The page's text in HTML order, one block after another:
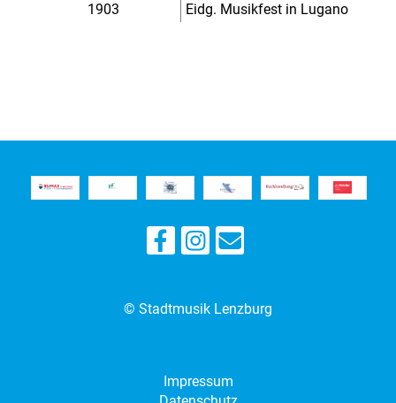
1903
Eidg. Musikfest in Lugano
© Stadtmusik Lenzburg
Impressum